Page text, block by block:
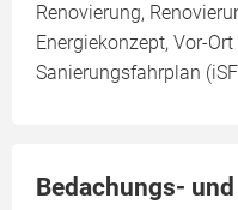
Renovierung,
Energiekonzept, Vor-
Sanierungsfahrplan
Bedachungs-